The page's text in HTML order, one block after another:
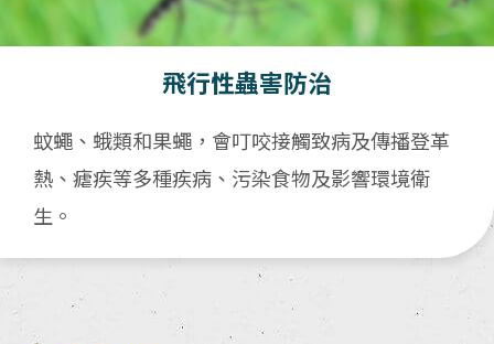
飛行性蟲害防治
蚊蠅、蛾類和果蠅，會叮咬接觸致病及傳播登革
熱、瘧疾等多種疾病、污染食物及影響環境衛
生。